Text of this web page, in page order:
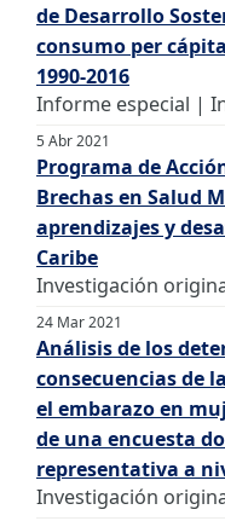
de Desarrollo
consumo per
1990-2016
Informe especial |
5 Abr 2021
Programa de
Brechas en Salud
aprendizajes y
Caribe
Investigación
24 Mar 2021
Análisis de los
consecuencias de
el embarazo en
de una encuesta
representativa a
Investigación